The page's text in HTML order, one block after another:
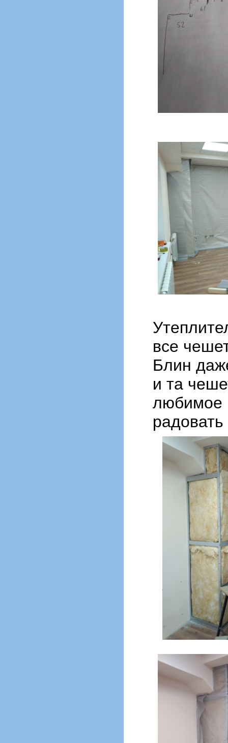
все
Блин
и та
любимое
радовать